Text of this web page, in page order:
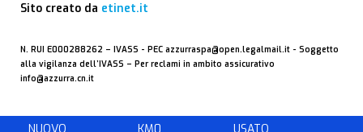
Sito creato da etinet.it
N. RUI E000288262 – IVASS - PEC azzurraspa@open.legalmail.it - Soggetto
alla vigilanza dell’IVASS – Per reclami in ambito assicurativo
info@azzurra.cn.it